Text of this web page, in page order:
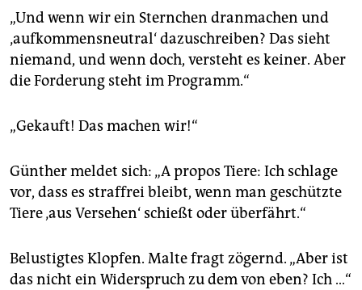
„Und wenn wir ein Sternchen dranmachen und
‚aufkommensneutral‘ dazuschreiben? Das sieht
niemand, und wenn doch, versteht es keiner. Aber
die Forderung steht im Programm.“
„Gekauft! Das machen wir!“
Günther meldet sich: „A propos Tiere: Ich schlage
vor, dass es straffrei bleibt, wenn man geschützte
Tiere ‚aus Versehen‘ schießt oder überfährt.“
Belustigtes Klopfen. Malte fragt zögernd. „Aber ist
das nicht ein Widerspruch zu dem von eben? Ich …“